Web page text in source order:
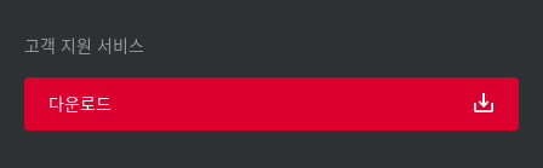
고객 지원 서비스
다운로드